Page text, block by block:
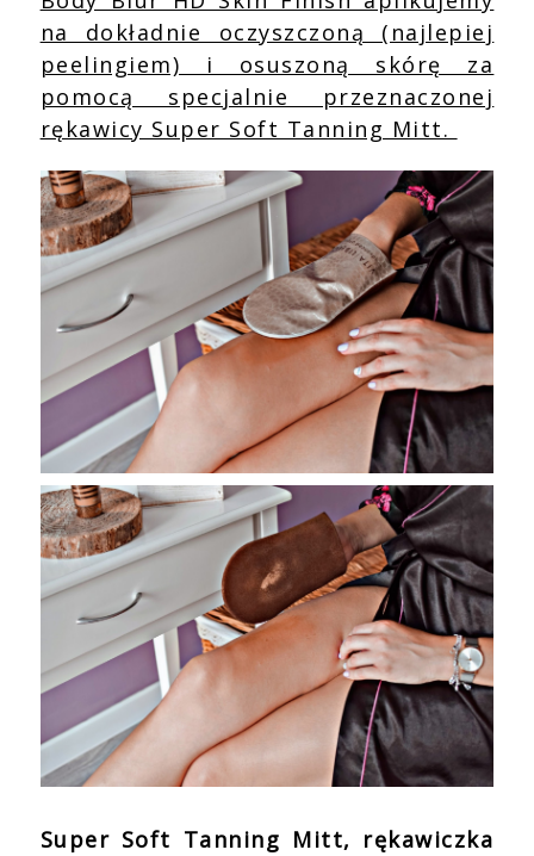
na dokładnie oczyszczoną (najlepiej
peelingiem) i osuszoną skórę za
pomocą specjalnie przeznaczonej
rękawicy Super Soft Tanning Mitt.
Super Soft Tanning Mitt, rękawiczka